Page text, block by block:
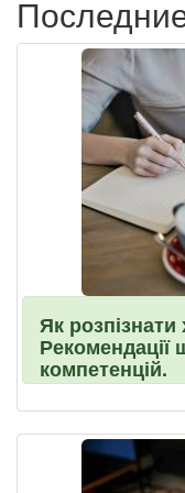
Як
Рекомендації
компетенцій.